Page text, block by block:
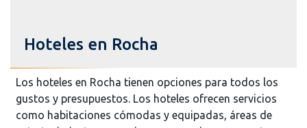
Hoteles en Rocha
Los hoteles en Rocha tienen opciones para todos los
gustos y presupuestos. Los hoteles ofrecen servicios
como habitaciones cómodas y equipadas, áreas de